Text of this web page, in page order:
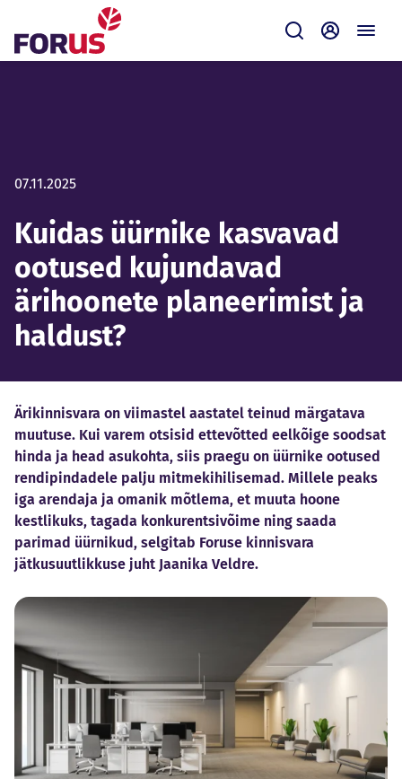
Saada
07.11.2025
Kuidas üürnike kasvavad
ootused kujundavad
ärihoonete planeerimist ja
haldust?
Ärikinnisvara on viimastel aastatel teinud märgatava
muutuse. Kui varem otsisid ettevõtted eelkõige soodsat
hinda ja head asukohta, siis praegu on üürnike ootused
rendipindadele palju mitmekihilisemad. Millele peaks
iga arendaja ja omanik mõtlema, et muuta hoone
kestlikuks, tagada konkurentsivõime ning saada
parimad üürnikud, selgitab Foruse kinnisvara
jätkusuutlikkuse juht Jaanika Veldre.